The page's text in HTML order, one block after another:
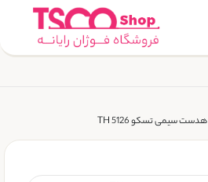
هدست سیمی تسکو TH 5126